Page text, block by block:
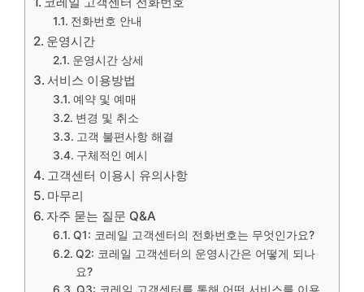
전화번호 안내
운영시간
운영시간 상세
서비스 이용방법
예약 및 예매
변경 및 취소
고객 불편사항 해결
구체적인 예시
고객센터 이용시 유의사항
마무리
자주 묻는 질문 Q&A
Q1: 코레일 고객센터의 전화번호는 무엇인가요?
Q2: 코레일 고객센터의 운영시간은 어떻게 되나
요?